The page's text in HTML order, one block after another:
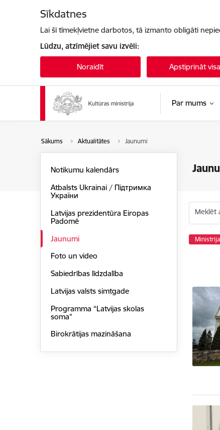
Sīkdatnes
Lai šī tīmekļvietne darbotos, tā izmanto obligāti
Lūdzu, atzīmējiet savu izvēli:
Noraidīt Apstiprināt
Par mums
Sākums Aktualitātes Jaunumi
Notikumu kalendārs
Atbalsts Ukrainai / Підтримка
України
Latvijas prezidentūra Eiropas
Padomē
Jaunumi
Foto un video
Sabiedrības līdzdalība
Latvijas valsts simtgade
Programma “Latvijas skolas
soma”
Birokrātijas mazināšana
Meklēt